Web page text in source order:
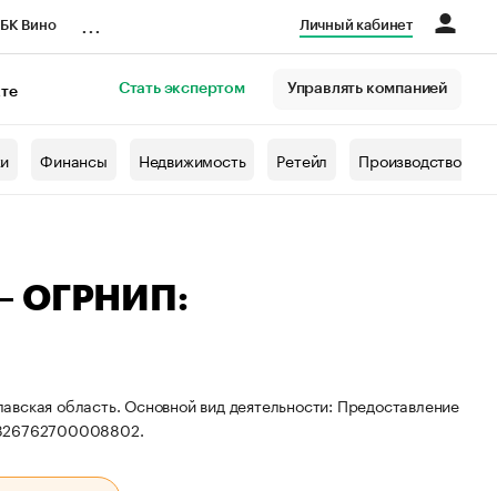
Вино Личный кабинет
Стать экспертом Управлять компанией
Финансы Недвижимость Ретейл Производство
ОГРНИП:
область. Основной вид деятельности: Предоставление